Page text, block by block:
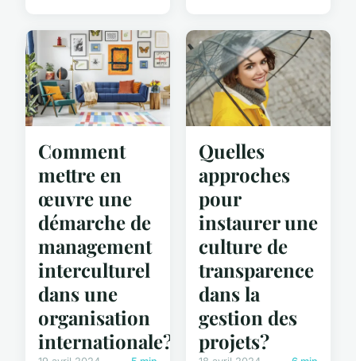
Comment
mettre en
œuvre une
démarche de
management
interculturel
dans une
organisation
internationale?
Quelles
approches
pour
instaurer une
culture de
transparence
dans la
gestion des
projets?